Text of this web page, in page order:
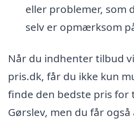
eller problemer, som
selv er opmærksom
Når du indhenter tilbud
pris.dk, får du ikke kun
finde den bedste pris for
Gørslev, men du får